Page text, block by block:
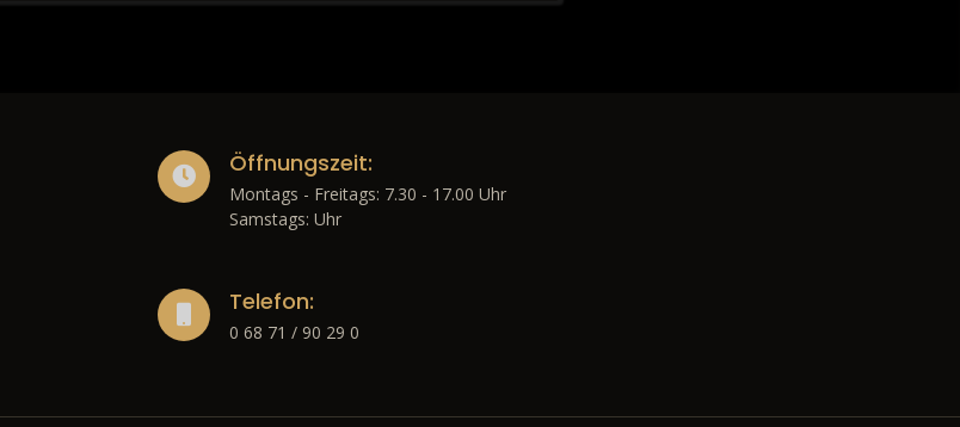
Öffnungszeit:
Montags - Freitags: 7.30 - 17.00 Uhr
Samstags: Uhr
Telefon:
0 68 71 / 90 29 0